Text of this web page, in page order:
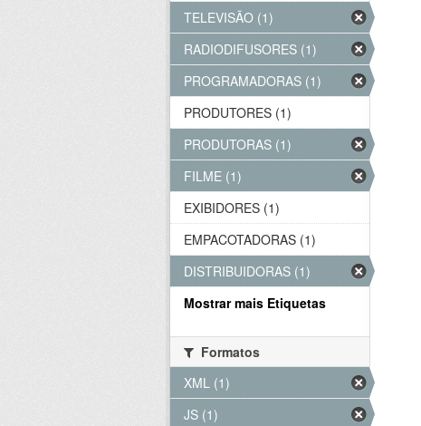
TELEVISÃO (1)
RADIODIFUSORES (1)
PROGRAMADORAS (1)
PRODUTORES (1)
PRODUTORAS (1)
FILME (1)
EXIBIDORES (1)
EMPACOTADORAS (1)
DISTRIBUIDORAS (1)
Mostrar mais Etiquetas
Formatos
XML (1)
JS (1)